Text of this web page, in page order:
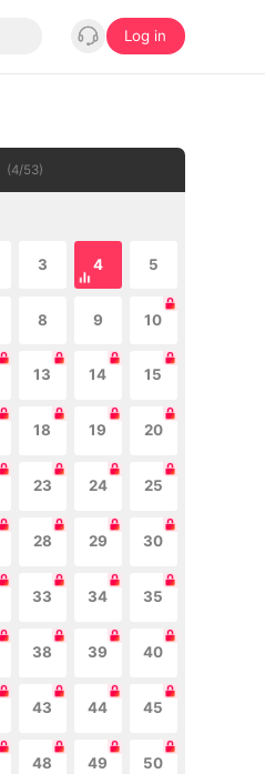
Log in
(4/53)
3 4 5
8 9 10
13 14 15
18 19 20
23 24 25
28 29 30
33 34 35
38 39 40
43 44 45
48 49 50